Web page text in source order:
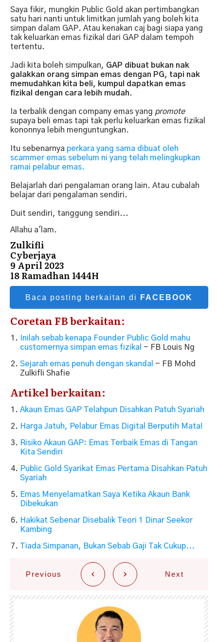
Saya fikir, mungkin Public Gold akan pertimbangkan
satu hari nanti untuk limitkan jumlah yang boleh kita
simpan dalam GAP. Atau kenakan caj bagi siapa yang
tak keluarkan emas fizikal dari GAP dalam tempoh
tertentu.
Jadi kita boleh simpulkan, GAP dibuat bukan nak
galakkan orang simpan emas dengan PG, tapi nak
memudahkan kita beli, kumpul dapatkan emas
fizikal dengan cara lebih mudah.
Ia terbalik dengan company emas yang promote
supaya beli emas tapi tak perlu keluarkan emas fizikal
kononnya lebih menguntungkan.
Itu sebenarnya perkara yang sama dibuat oleh
scammer emas sebelum ni yang telah melingkupkan
ramai pelabur emas.
Belajarlah dari pengalaman orang lain. Atau cubalah
belajar dari pengalaman sendiri.
Duit sendiri, tanggung sendiri...
Allahu a'lam.
Zulkifli
Cyberjaya
9 April 2023
18 Ramadhan 1444H
Baca posting berkaitan di FACEBOOK
Coretan FB berkaitan:
Inilah sebab kenapa Founder Public Gold mahu
customernya simpan emas fizikal
- FB Louis Ng
Sejarah emas penuh dengan skandal - FB Mohd
Zulkifli Shafie
Artikel berkaitan:
Akaun Emas GAP Telahpun Disahkan Patuh Syariah
Harga Jatuh, Pelabur Emas Digital Berputih Mata!
Risiko Akaun GAP: Emas Terbaik Emas di Tangan
Kita Sendiri
Public Gold Syarikat Emas Pertama Disahkan Patuh
Syariah
Emas Menyelamatkan Saya Ketika Akaun Bank
Dibekukan
Hakikat Sebenar Disebalik Teori 1 Dinar Seekor
Kambing
Tiada Simpanan, Bukan Sebab Gaji Tak Cukup...
Previous Next